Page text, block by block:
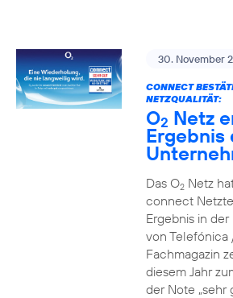
30. November
CONNECT
NETZQUALITÄT:
O2 Netz
Ergebnis
Das O2Netz
connect
Ergebnis in
von Telefónica
Fachmagazin
diesem Jahr
der Note „sehr